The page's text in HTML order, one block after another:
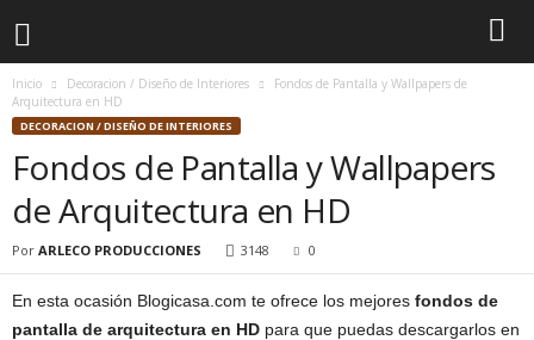
Inicio Decoracion / Diseño de Interiores
Fondos de Pantalla y Wallpapers de
Arquitectura en HD
DECORACION / DISEÑO DE INTERIORES
Fondos de Pantalla y Wallpapers
de Arquitectura en HD
Por ARLECO PRODUCCIONES 3148 0
En esta ocasión Blogicasa.com te ofrece los mejores fondos de
pantalla de arquitectura en HD para que puedas descargarlos en